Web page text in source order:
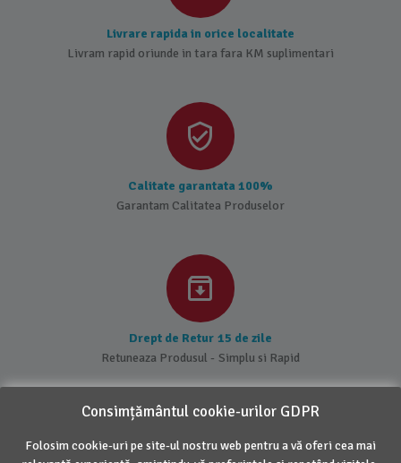
Livrare rapida in orice localitate
Livram rapid oriunde in tara fara KM suplimentari
Calitate garantata 100%
Garantam Calitatea Produselor
Drept de Retur 15 de zile
Retuneaza Produsul - Simplu si Rapid
Consimțământul cookie-urilor GDPR
Folosim cookie-uri pe site-ul nostru web pentru a vă oferi cea mai